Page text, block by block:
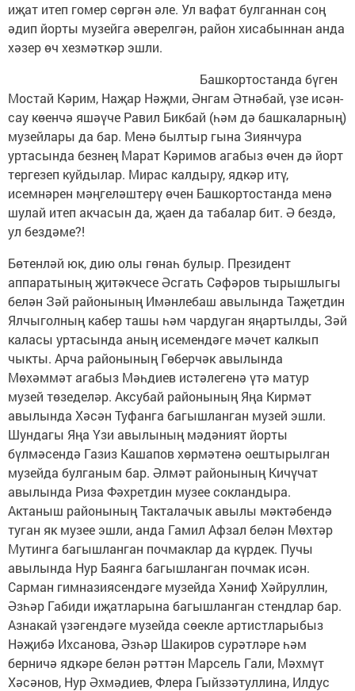
иҗат итеп гомер сөргән әле. Ул вафат булганнан соң
әдип йорты музейга әверелгән, район хисабыннан анда
хәзер өч хезмәткәр эшли.
Башкортостанда бүген
Мостай Кәрим, Наҗар Нәҗми, Әнгам Әтнәбай, үзе исән-
сау көенчә яшәүче Равил Бикбай (һәм дә башкаларның)
музейлары да бар. Менә былтыр гына Зиянчура
уртасында безнең Марат Кәримов агабыз өчен дә йорт
тергезеп куйдылар. Мирас калдыру, ядкәр итү,
исемнәрен мәңгеләштерү өчен Башкортостанда менә
шулай итеп акчасын да, җаен да табалар бит. Ә бездә,
ул бездәме?!
Бөтенләй юк, дию олы гөнаһ булыр. Президент
аппаратының җитәкчесе Әсгать Сәфәров тырышлыгы
белән Зәй районының Имәнлебаш авылында Таҗетдин
Ялчыголның кабер ташы һәм чардуган яңартылды, Зәй
каласы уртасында аның исемендәге мәчет калкып
чыкты. Арча районының Гөберчәк авылында
Мөхәммәт агабыз Мәһдиев истәлегенә үтә матур
музей төзеделәр. Аксубай районының Яңа Кирмәт
авылында Хәсән Туфанга багышланган музей эшли.
Шундагы Яңа Үзи авылының мәдәният йорты
бүлмәсендә Газиз Кашапов хөрмәтенә оештырылган
музейда булганым бар. Әлмәт районының Кичүчат
авылында Риза Фәхретдин музее сокландыра.
Актаныш районының Такталачык авылы мәктәбендә
туган як музее эшли, анда Гамил Афзал белән Мөхтәр
Мутинга багышланган почмаклар да күрдек. Пучы
авылында Нур Баянга багышланган почмак исән.
Сарман гимназиясендәге музейда Хәниф Хәйруллин,
Әзһәр Габиди иҗатларына багышланган стендлар бар.
Азнакай үзәгендәге музейда сөекле артистларыбыз
Нәҗибә Ихсанова, Әзһәр Шакиров сурәтләре һәм
берничә ядкәре белән рәттән Марсель Гали, Мәхмүт
Хәсәнов, Нур Әхмәдиев, Флера Гыйззәтуллина, Илдус